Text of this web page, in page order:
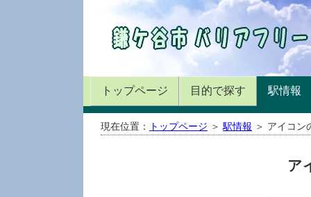
トップページ 目的で探す 駅情報
現在位置： トップページ ＞ 駅情報 ＞ アイコン
ア